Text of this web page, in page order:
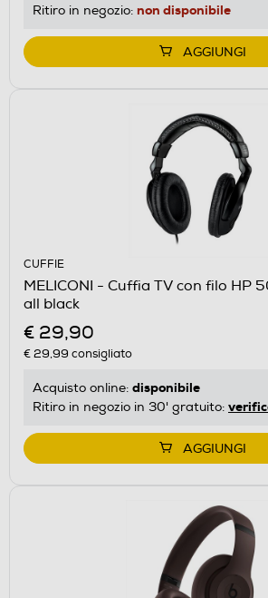
Ritiro in negozio: non disponibile
AGGIUNGI
CUFFIE
MELICONI - Cuffia TV con filo HP
all black
€ 29,90
€ 29,99 consigliato
Acquisto online: disponibile
Ritiro in negozio in 30' gratuito:
AGGIUNGI